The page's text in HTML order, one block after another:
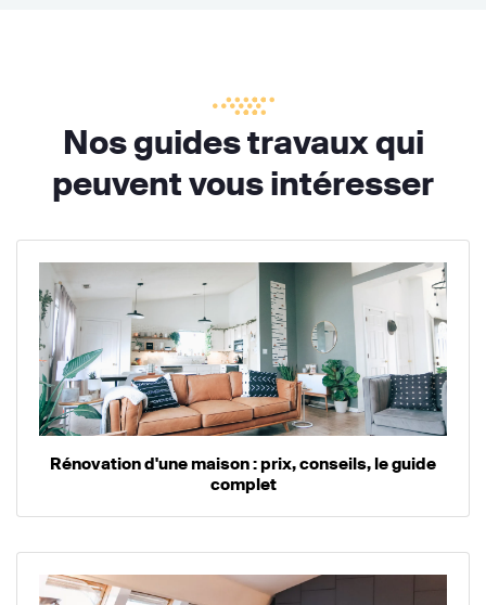
Nos guides travaux qui
peuvent vous intéresser
Rénovation d'une maison : prix, conseils, le guide
complet